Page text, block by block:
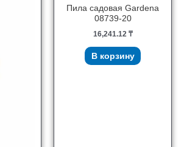
Пила садовая Gardena
08739-20
16,241.12 ₸
В корзину